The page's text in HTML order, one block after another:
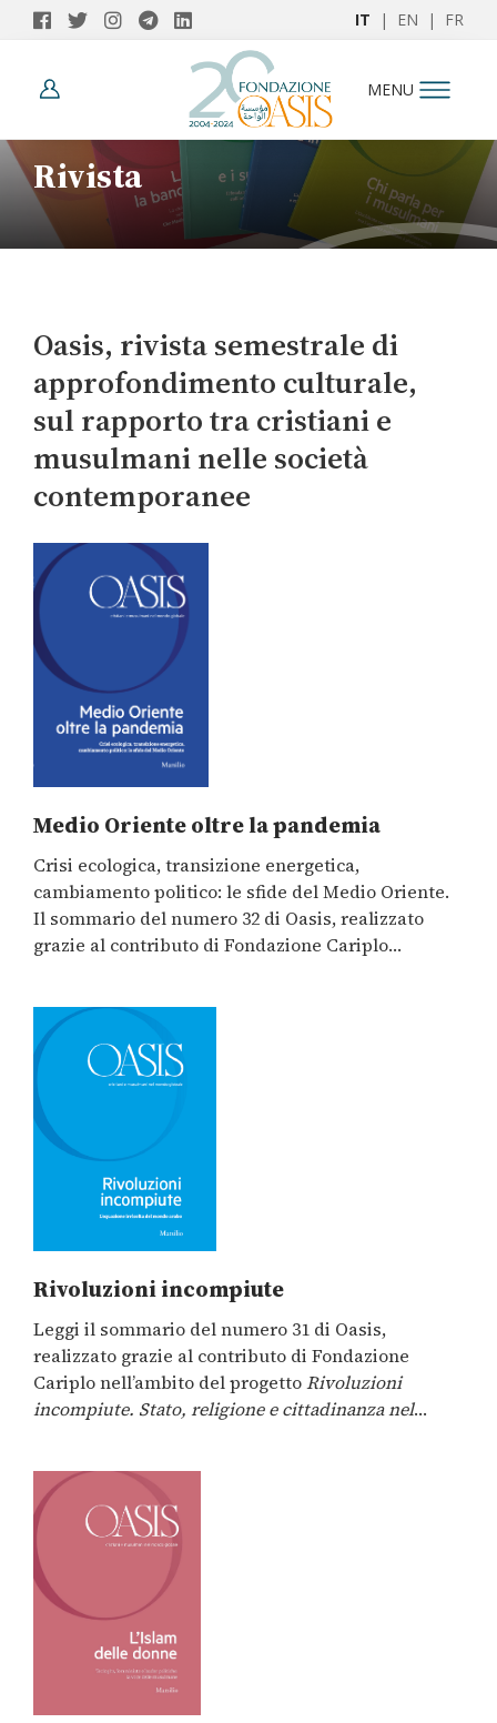
IT | EN | FR
MENU
Rivista
Oasis, rivista semestrale di
approfondimento culturale,
sul rapporto tra cristiani e
musulmani nelle società
contemporanee
Medio Oriente oltre la pandemia
Crisi ecologica, transizione energetica,
cambiamento politico: le sfide del Medio Oriente.
Il sommario del numero 32 di Oasis, realizzato
grazie al contributo di Fondazione Cariplo
allargato
Rivoluzioni incompiute
Leggi il sommario del numero 31 di Oasis,
realizzato grazie al contributo di Fondazione
Cariplo nell’ambito del progettoRivoluzioni
incompiute. Stato, religione e cittadinanza nel